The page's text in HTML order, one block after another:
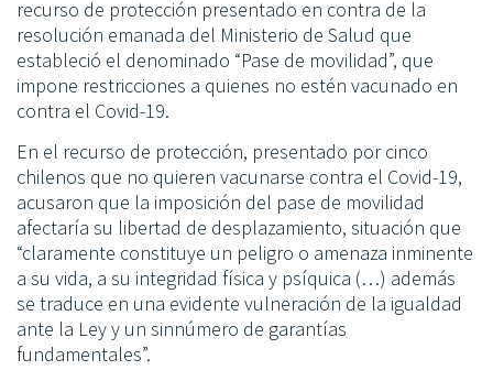
recurso de protección presentado en contra de la
resolución emanada del Ministerio de Salud que
estableció el denominado “Pase de movilidad”, que
impone restricciones a quienes no estén vacunado en
contra el Covid-19.
En el recurso de protección, presentado por cinco
chilenos que no quieren vacunarse contra el Covid-19,
acusaron que la imposición del pase de movilidad
afectaría su libertad de desplazamiento, situación que
“claramente constituye un peligro o amenaza inminente
a su vida, a su integridad física y psíquica (…) además
se traduce en una evidente vulneración de la igualdad
ante la Ley y un sinnúmero de garantías
fundamentales”.